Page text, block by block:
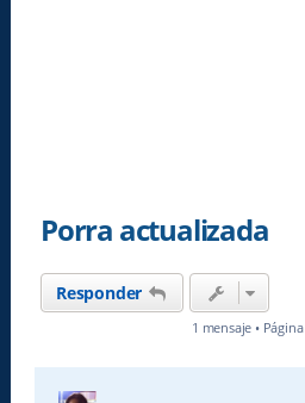
Porra actualizada
Responder
1 mensaje • Página